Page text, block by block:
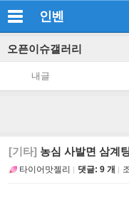
인벤
오픈이슈갤러리
내글
[기타] 농심 사발면 삼계
타이어맛젤리 댓글: 9 개